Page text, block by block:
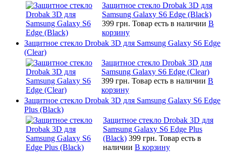
Защитное стекло Drobak 3D для
Samsung Galaxy S6 Edge (Black)
399 грн. Товар есть в наличии В
корзину
Защитное стекло Drobak 3D для Samsung Galaxy S6 Edge
(Clear)
Защитное стекло Drobak 3D для
Samsung Galaxy S6 Edge (Clear)
399 грн. Товар есть в наличии В
корзину
Защитное стекло Drobak 3D для Samsung Galaxy S6 Edge
Plus (Black)
Защитное стекло Drobak 3D для
Samsung Galaxy S6 Edge Plus
(Black) 399 грн. Товар есть в
наличии В корзину